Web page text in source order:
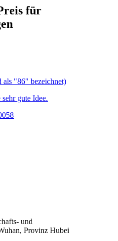
für
als "86" bezeichnet)
gute Idee.
und
Provinz Hubei